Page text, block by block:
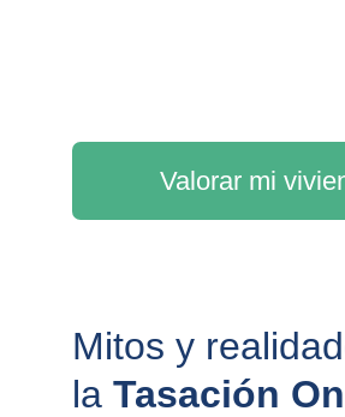
Valorar mi
Mitos y
la Tasación